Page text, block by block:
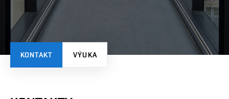
KONTAKT VÝUKA